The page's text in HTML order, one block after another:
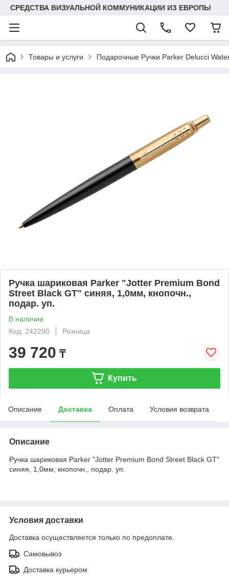
СРЕДСТВА ВИЗУАЛЬНОЙ КОММУНИКАЦИИ ИЗ ЕВРОПЫ
Товары и услуги Подарочные Ручки Parker Delucci
Ручка шариковая Parker "Jotter Premium Bond
Street Black GT" синяя, 1,0мм, кнопочн.,
подар. уп.
В наличии
Код: 242290
Розница
39 720 ₸
Купить
Описание Доставка Оплата Условия возврата
Описание
Ручка шариковая Parker "Jotter Premium Bond Street Black GT"
синяя, 1,0мм, кнопочн., подар. уп.
Условия доставки
Доставка осуществляется только по предоплате.
Самовывоз
Доставка курьером